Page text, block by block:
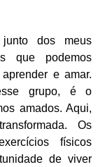
dos meus
que podemos
e amar.
grupo, é o
amados. Aqui,
Os
físicos
de viver